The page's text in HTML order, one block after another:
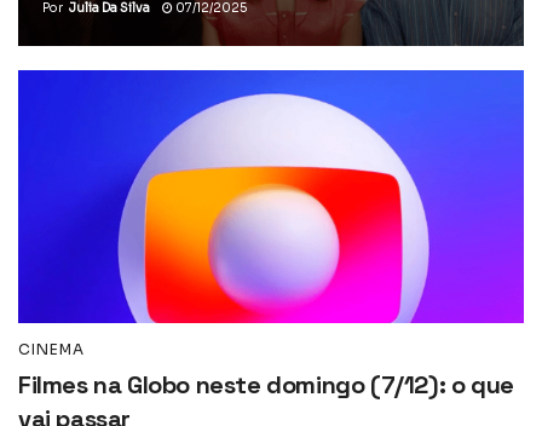
Por Julia Da Silva 07/12/2025
CINEMA
Filmes na Globo neste domingo (7/12): o que
vai passar